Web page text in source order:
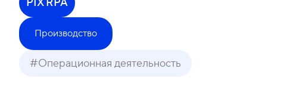
Производство
#Операционная деятельность